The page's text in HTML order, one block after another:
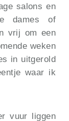
salons en
dames of
vrij om een
weken
in uitgerold
waar ik
vuur liggen